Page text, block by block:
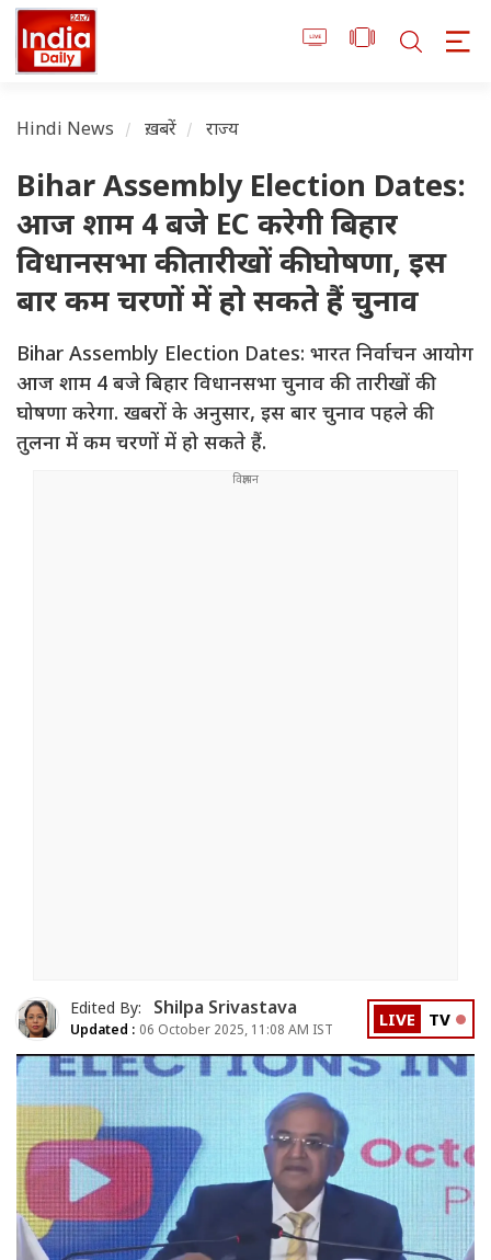
Hindi News ख़बरें राज्य
Bihar Assembly Election Dates:
आज शाम 4 बजे EC करेगी बिहार
विधानसभा की तारीखों की घोषणा, इस
बार कम चरणों में हो सकते हैं चुनाव
Bihar Assembly Election Dates: भारत निर्वाचन आयोग
आज शाम 4 बजे बिहार विधानसभा चुनाव की तारीखों की
घोषणा करेगा. खबरों के अनुसार, इस बार चुनाव पहले की
तुलना में कम चरणों में हो सकते हैं.
Edited By: Shilpa Srivastava
Updated : 06 October 2025, 11:08 AM IST LIVE TV